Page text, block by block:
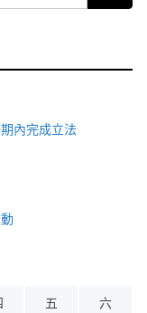
內完成立法
五 六